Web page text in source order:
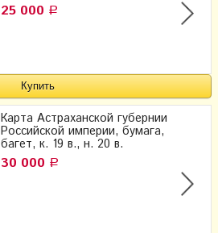
25 000 Р
Карта Астраханской губернии
Российской империи, бумага,
багет, к. 19 в., н. 20 в.
30 000 Р